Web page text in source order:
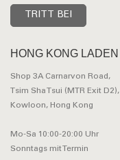
HONG KONG LADEN
Shop 3A Carnarvon Road,
Tsim Sha Tsui (MTR Exit D2),
Kowloon, Hong Kong
Mo-Sa 10:00-20:00 Uhr
Sonntags mit Termin